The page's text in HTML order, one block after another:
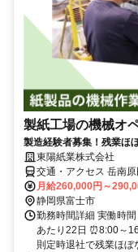
製紙工場の機械オ
製造経験者募集！残業ほ
東陽紙業株式会社
交通・アクセス 岳南
★交通費支給あり
月給260,000円～
静岡県富士市
勤務時間詳細 実働時
あたり22日 ⏰8:00～
則定時退社で残業ほ